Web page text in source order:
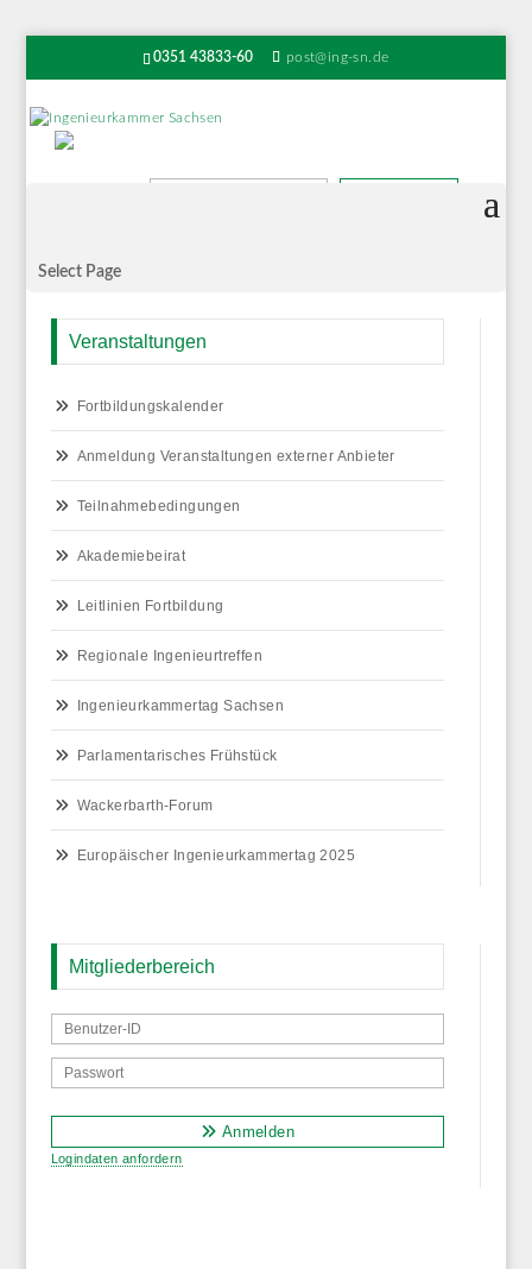
0351 43833-60 post@ing-sn.de
Select Page
Veranstaltungen
Fortbildungskalender
Anmeldung Veranstaltungen externer Anbieter
Teilnahmebedingungen
Akademiebeirat
Leitlinien Fortbildung
Regionale Ingenieurtreffen
Ingenieurkammertag Sachsen
Parlamentarisches Frühstück
Wackerbarth-Forum
Europäischer Ingenieurkammertag 2025
Mitgliederbereich
Anmelden
Logindaten anfordern